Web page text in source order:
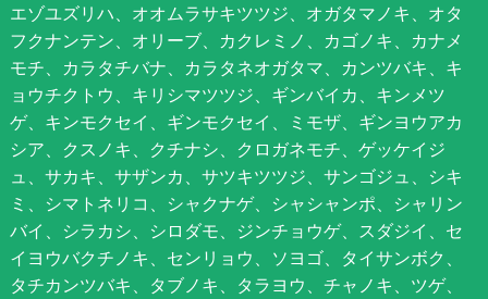
エゾユズリハ、オオムラサキツツジ、オガタマノキ、オタ
フクナンテン、オリーブ、カクレミノ、カゴノキ、カナメ
モチ、カラタチバナ、カラタネオガタマ、カンツバキ、キ
ョウチクトウ、キリシマツツジ、ギンバイカ、キンメツ
ゲ、キンモクセイ、ギンモクセイ、ミモザ、ギンヨウアカ
シア、クスノキ、クチナシ、クロガネモチ、ゲッケイジ
ュ、サカキ、サザンカ、サツキツツジ、サンゴジュ、シキ
ミ、シマトネリコ、シャクナゲ、シャシャンポ、シャリン
バイ、シラカシ、シロダモ、ジンチョウゲ、スダジイ、セ
イヨウバクチノキ、センリョウ、ソヨゴ、タイサンボク、
タチカンツバキ、タブノキ、タラヨウ、チャノキ、ツゲ、